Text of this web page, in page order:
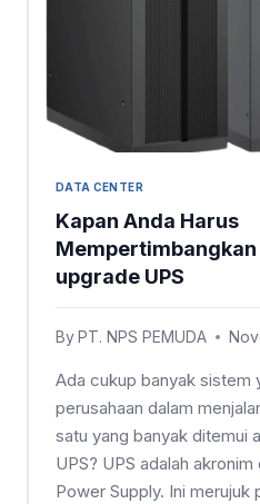
DATA CENTER
Kapan Anda Harus
upgrade UPS
ByPT. NPS PEMUDA
Ada cukup banyak sistem
perusahaan dalam
satu yang banyak ditemui
UPS? UPS adalah
Power Supply. Ini merujuk